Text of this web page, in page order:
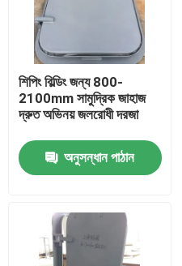
শিপিং বিল্ডিং জন্য 800-
2100mm সামুদ্রিক জাহাজ
দ্রুত অভিনয় জলরোধী দরজা
অনুসন্ধান পাঠান